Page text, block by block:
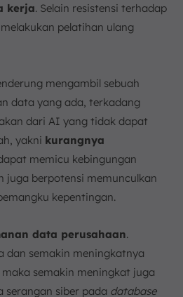
kerja. Selain resistensi terhadap
pelatihan ulang
mengambil sebuah
data yang ada, terkadang
dari AI yang tidak dapat
yakni kurangnya
memicu kebingungan
juga berpotensi memunculkan
kepentingan.
data perusahaan.
dan semakin meningkatnya
semakin meningkat juga
serangan siber pada database